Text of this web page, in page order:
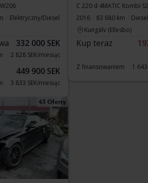
Elektryczny/Diesel
332 000 SEK
2 828 SEK/miesiąc
449 900 SEK
3 833 SEK/miesiąc
C 220 d 4MATIC Kombi
2016
83 680 km
Diesel
Kungälv (Ellesbo)
Kup teraz
Z finansowaniem
1
43 Oferty